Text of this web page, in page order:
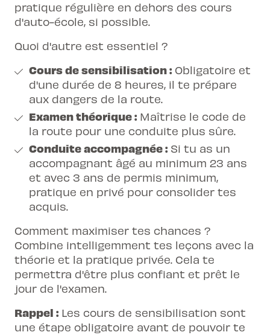
pratique régulière en dehors des cours
d'auto-école, si possible.
Quoi d'autre est essentiel ?
Cours de sensibilisation : Obligatoire et
d'une durée de 8 heures, il te prépare
aux dangers de la route.
Examen théorique : Maîtrise le code de
la route pour une conduite plus sûre.
Conduite accompagnée : Si tu as un
accompagnant âgé au minimum 23 ans
et avec 3 ans de permis minimum,
pratique en privé pour consolider tes
acquis.
Comment maximiser tes chances ?
Combine intelligemment tes leçons avec la
théorie et la pratique privée. Cela te
permettra d'être plus confiant et prêt le
jour de l'examen.
Rappel : Les cours de sensibilisation sont
une étape obligatoire avant de pouvoir te